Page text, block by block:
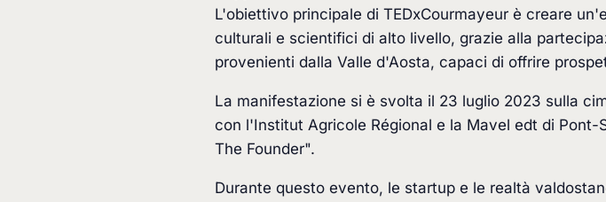
L'obiettivo principale di TEDxCourmayeur è creare
culturali e scientifici di alto livello, grazie alla
provenienti dalla Valle d'Aosta, capaci di offrire
La manifestazione si è svolta il 23 luglio 2023 sulla
con l'Institut Agricole Régional e la Mavel edt di
The Founder".
Durante questo evento, le startup e le realtà